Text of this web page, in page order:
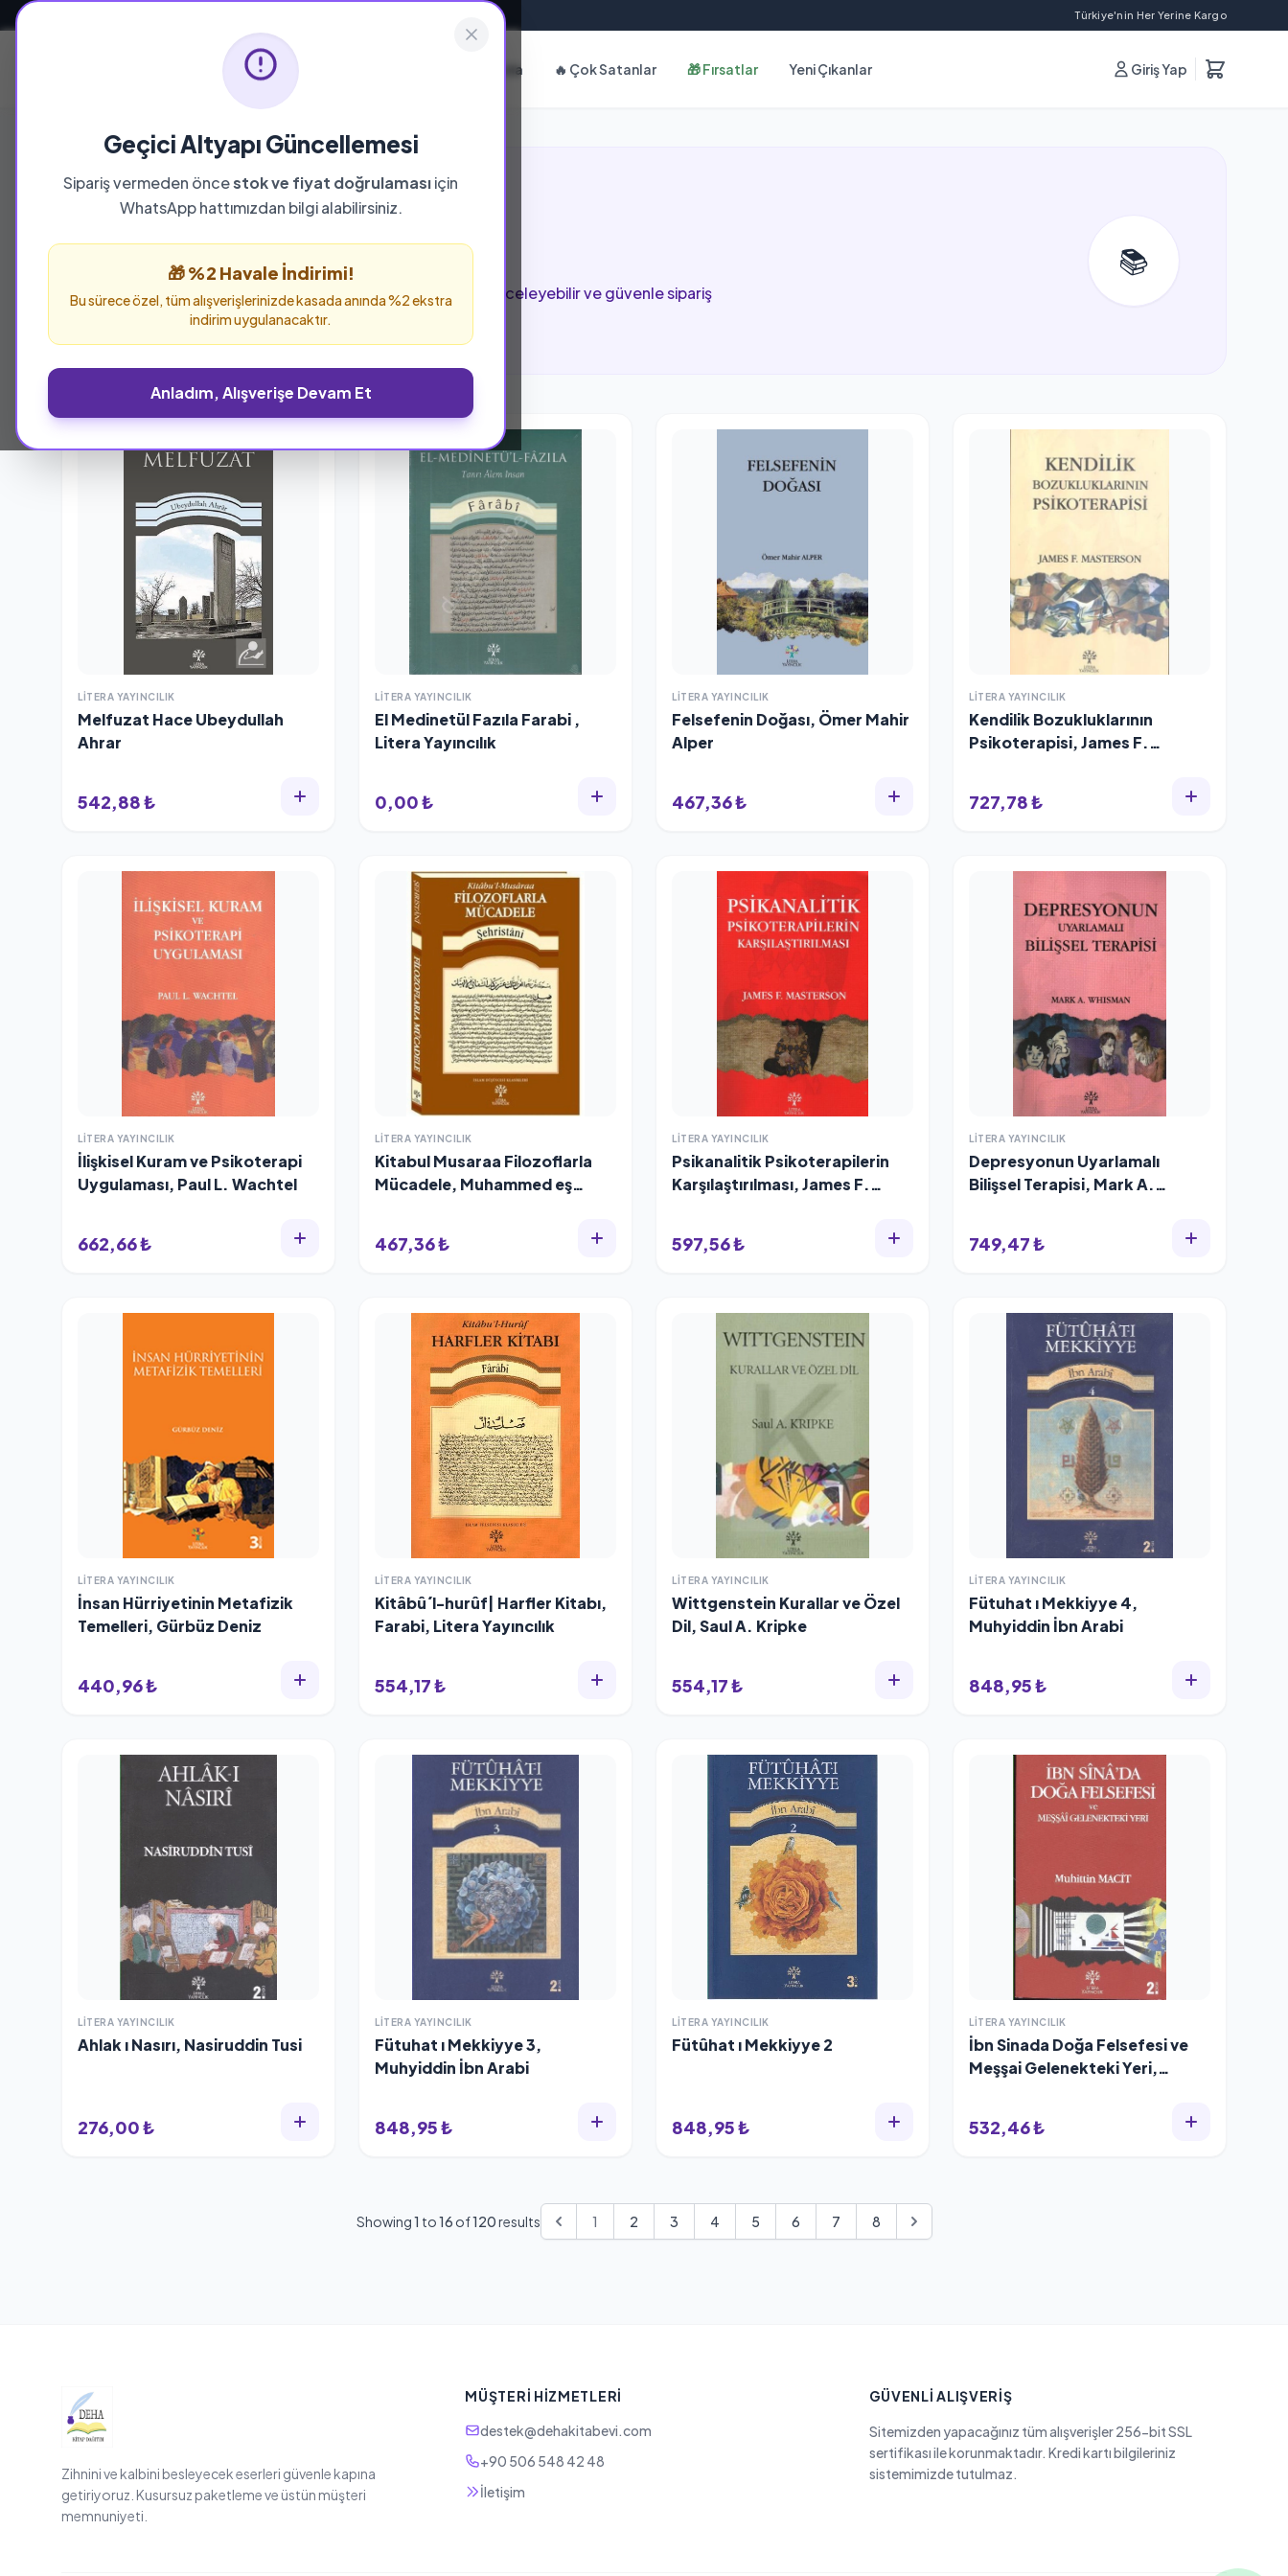
Geçici Altyapı Güncellemesi
Sipariş vermeden öncestok ve fiyat doğrulamasıiçin
WhatsApp hattımızdan bilgi alabilirsiniz.
🎁 %2 Havale İndirimi!
Bu sürece özel, tüm alışverişlerinizde kasada anında %2 ekstra
indirim uygulanacaktır.
Anladım, Alışverişe Devam Et
Türkiye'nin Her Yerine Kargo
Hakkımızda 🔥 Çok Satanlar 🎁 Fırsatlar Yeni Çıkanlar Giriş Yap
YAYINEVI
Litera Yayıncılık
Litera Yayıncılık yayınevine ait tüm eserleri bu sayfada inceleyebilir ve güvenle sipariş
verebilirsiniz.
📚
LITERA YAYINCILIK
Melfuzat Hace Ubeydullah
Ahrar
542,88 ₺
LITERA YAYINCILIK
El Medinetül Fazıla Farabi ,
Litera Yayıncılık
0,00 ₺
LITERA YAYINCILIK
Felsefenin Doğası, Ömer Mahir
Alper
467,36 ₺
LITERA YAYINCILIK
Kendilik Bozukluklarının
Psikoterapisi, James F.
727,78 ₺
LITERA YAYINCILIK
İlişkisel Kuram ve Psikoterapi
Uygulaması, Paul L. Wachtel
662,66 ₺
LITERA YAYINCILIK
Kitabul Musaraa Filozoflarla
Mücadele, Muhammed eş
467,36 ₺
LITERA YAYINCILIK
Psikanalitik Psikoterapilerin
Karşılaştırılması, James F.
597,56 ₺
LITERA YAYINCILIK
Depresyonun Uyarlamalı
Bilişsel Terapisi, Mark A.
749,47 ₺
LITERA YAYINCILIK
İnsan Hürriyetinin Metafizik
Temelleri, Gürbüz Deniz
440,96 ₺
LITERA YAYINCILIK
Kitâbû´l-hurûf| Harfler Kitabı,
Farabi, Litera Yayıncılık
554,17 ₺
LITERA YAYINCILIK
Wittgenstein Kurallar ve Özel
Dil, Saul A. Kripke
554,17 ₺
LITERA YAYINCILIK
Fütuhat ı Mekkiyye 4,
Muhyiddin İbn Arabi
848,95 ₺
LITERA YAYINCILIK
Ahlak ı Nasırı, Nasiruddin Tusi
276,00 ₺
LITERA YAYINCILIK
Fütuhat ı Mekkiyye 3,
Muhyiddin İbn Arabi
848,95 ₺
LITERA YAYINCILIK
Fütûhat ı Mekkiyye 2
848,95 ₺
LITERA YAYINCILIK
İbn Sinada Doğa Felsefesi ve
Meşşai Gelenekteki Yeri,
532,46 ₺
Showing1 to16 of120results 1 2 3 4 5 6 7 8
Zihnini ve kalbini besleyecek eserleri güvenle kapına
getiriyoruz. Kusursuz paketleme ve üstün müşteri
memnuniyeti.
MÜŞTERI HIZMETLERI
destek@dehakitabevi.com
+90 506 548 42 48
İletişim
GÜVENLI ALIŞVERIŞ
Sitemizden yapacağınız tüm alışverişler 256-bit SSL
sertifikası ile korunmaktadır. Kredi kartı bilgileriniz
sistemimizde tutulmaz.